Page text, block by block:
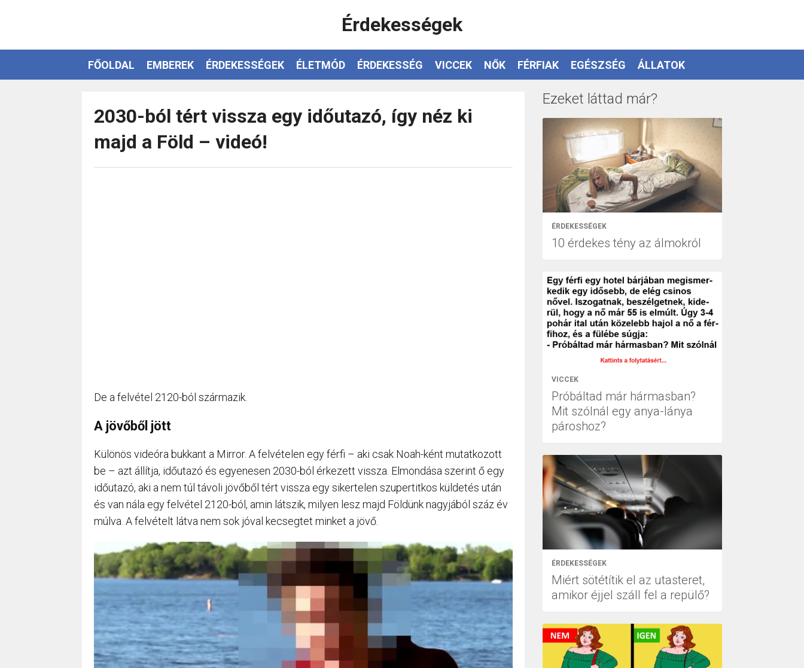
Érdekességek
FŐOLDAL EMBEREK ÉRDEKESSÉGEK ÉLETMÓD ÉRDEKESSÉG VICCEK NŐK FÉRFIAK EGÉSZSÉG ÁLLATOK
2030-ból tért vissza egy időutazó, így néz ki
majd a Föld – videó!
De a felvétel 2120-ból származik.
A jövőből jött
Különös videóra bukkant a Mirror. A felvételen egy férfi – aki csak Noah-ként mutatkozott
be – azt állítja, időutazó és egyenesen 2030-ból érkezett vissza. Elmondása szerint ő egy
időutazó, aki a nem túl távoli jövőből tért vissza egy sikertelen szupertitkos küldetés után
és van nála egy felvétel 2120-ból, amin látszik, milyen lesz majd Földünk nagyjából száz év
múlva. A felvételt látva nem sok jóval kecsegtet minket a jövő.
Ezeket láttad már?
ÉRDEKESSÉGEK
10 érdekes tény az álmokról
VICCEK
Próbáltad már hármasban?
Mit szólnál egy anya-lánya
pároshoz?
ÉRDEKESSÉGEK
Miért sötétítik el az utasteret,
amikor éjjel száll fel a repülő?